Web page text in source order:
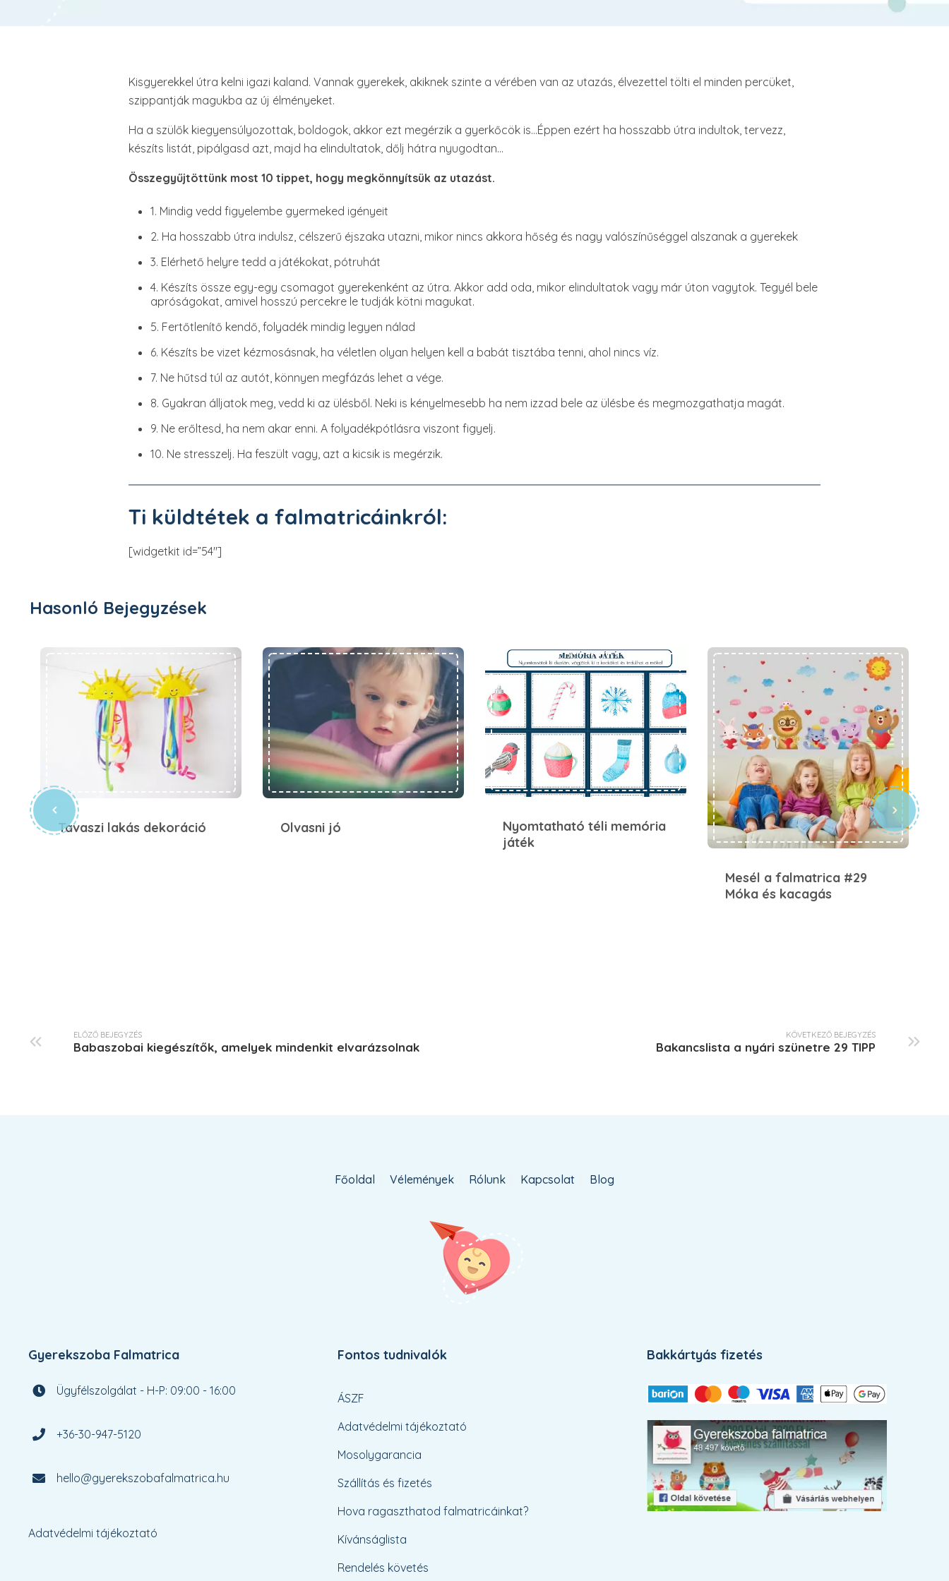
Kisgyerekkel útra kelni igazi kaland. Vannak gyerekek, akiknek szinte a vérében van az utazás, élvezettel tölti el minden percüket,
szippantják magukba az új élményeket.
Ha a szülők kiegyensúlyozottak, boldogok, akkor ezt megérzik a gyerkőcök is…Éppen ezért ha hosszabb útra indultok, tervezz,
készíts listát, pipálgasd azt, majd ha elindultatok, dőlj hátra nyugodtan…
Összegyűjtöttünk most 10 tippet, hogy megkönnyítsük az utazást.
1. Mindig vedd figyelembe gyermeked igényeit
2. Ha hosszabb útra indulsz, célszerű éjszaka utazni, mikor nincs akkora hőség és nagy valószínűséggel alszanak a gyerekek
3. Elérhető helyre tedd a játékokat, pótruhát
4. Készíts össze egy-egy csomagot gyerekenként az útra. Akkor add oda, mikor elindultatok vagy már úton vagytok. Tegyél bele
apróságokat, amivel hosszú percekre le tudják kötni magukat.
5. Fertőtlenítő kendő, folyadék mindig legyen nálad
6. Készíts be vizet kézmosásnak, ha véletlen olyan helyen kell a babát tisztába tenni, ahol nincs víz.
7. Ne hűtsd túl az autót, könnyen megfázás lehet a vége.
8. Gyakran álljatok meg, vedd ki az ülésből. Neki is kényelmesebb ha nem izzad bele az ülésbe és megmozgathatja magát.
9. Ne erőltesd, ha nem akar enni. A folyadékpótlásra viszont figyelj.
10. Ne stresszelj. Ha feszült vagy, azt a kicsik is megérzik.
Ti küldtétek a falmatricáinkról:
[widgetkit id=”54″]
Hasonló Bejegyzések
Tavaszi lakás dekoráció Olvasni jó
Nyomtatható téli memória
játék
Mesél a falmatrica #29
Móka és kacagás
ELŐZŐ BEJEGYZÉS
Babaszobai kiegészítők, amelyek mindenkit elvarázsolnak
KÖVETKEZŐ BEJEGYZÉS
Bakancslista a nyári szünetre 29 TIPP
Főoldal Vélemények Rólunk Kapcsolat Blog
Gyerekszoba Falmatrica
Ügyfélszolgálat - H-P: 09:00 - 16:00
+36-30-947-5120
hello@gyerekszobafalmatrica.hu
Adatvédelmi tájékoztató
Fontos tudnivalók
ÁSZF
Adatvédelmi tájékoztató
Mosolygarancia
Szállítás és fizetés
Hova ragaszthatod falmatricáinkat?
Kívánságlista
Rendelés követés
Bakkártyás fizetés